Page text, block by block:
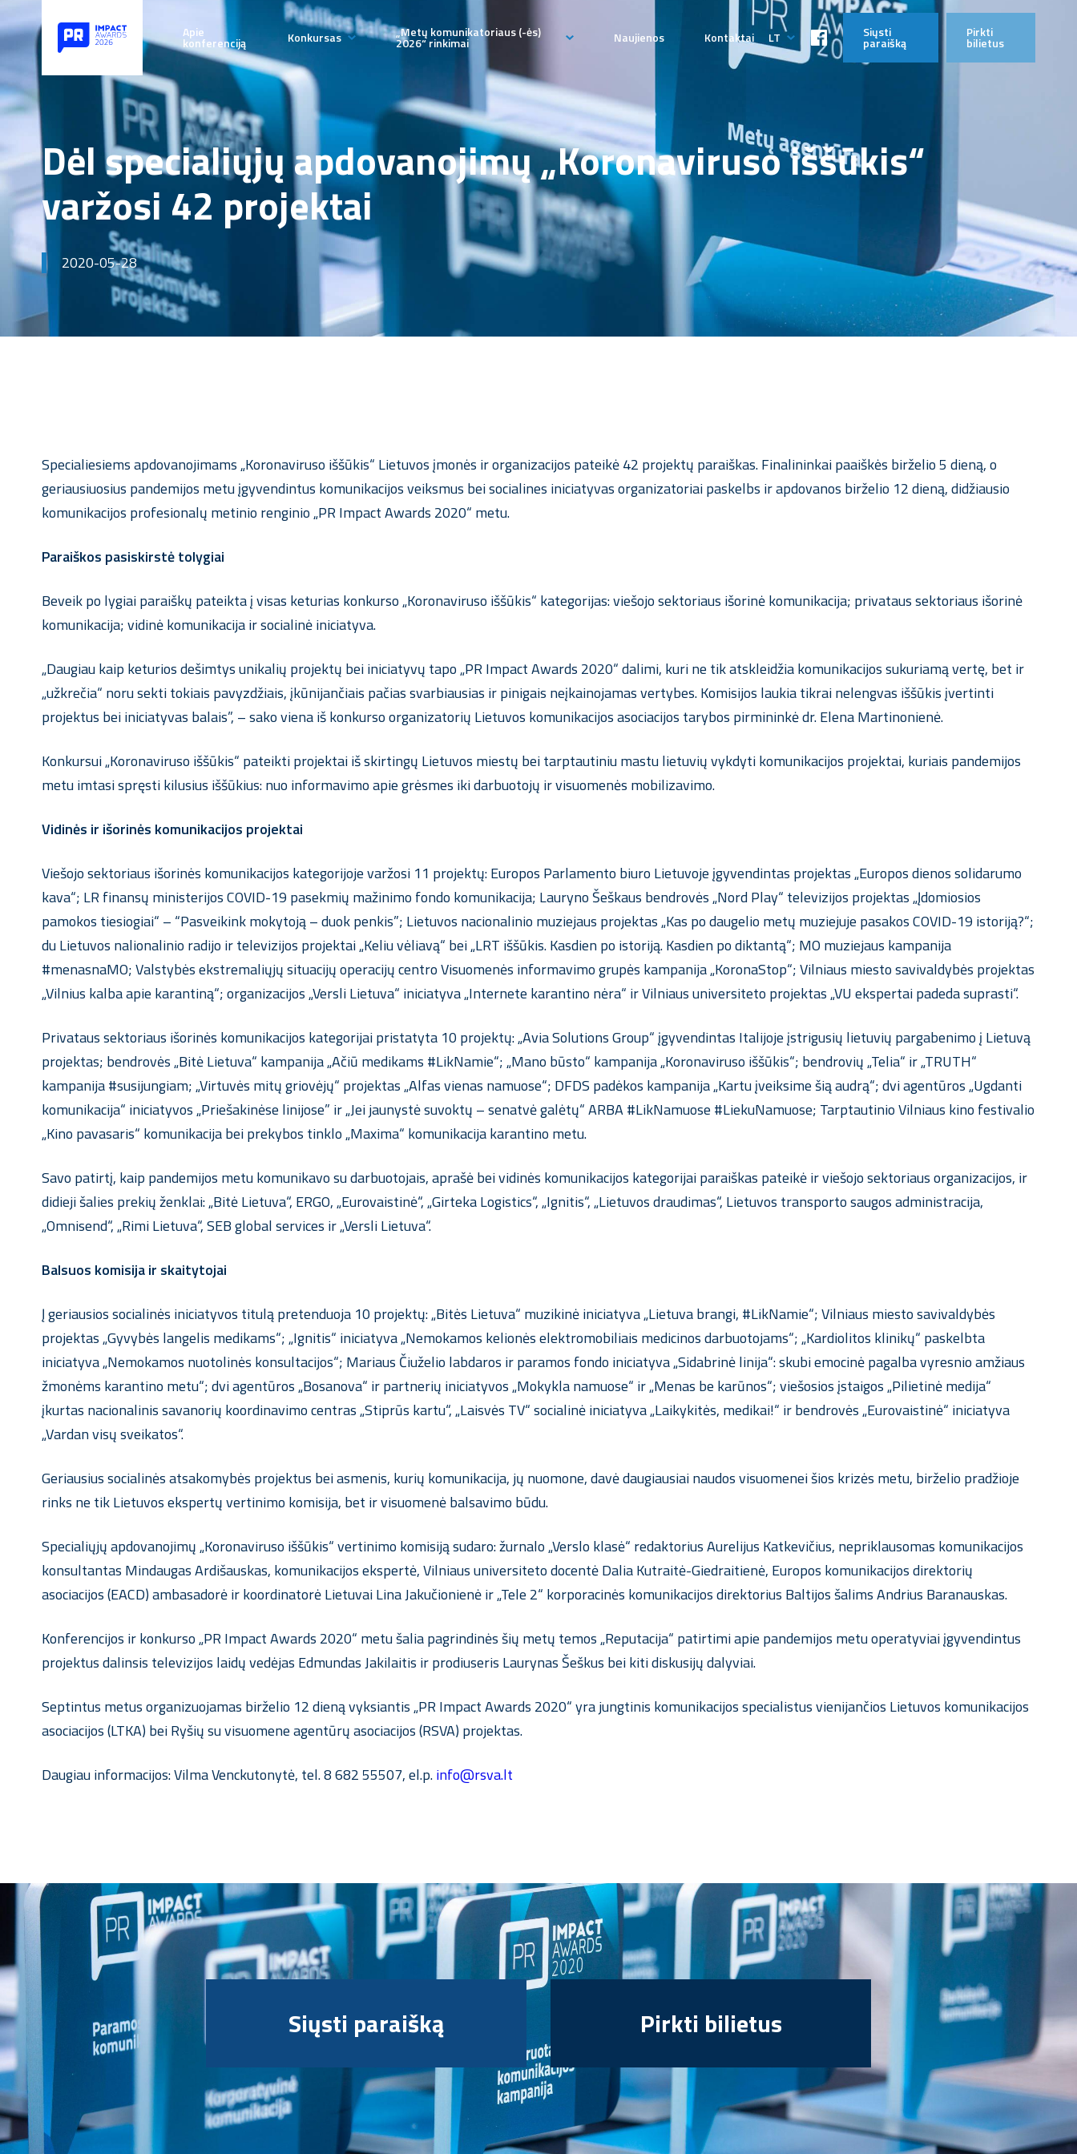
Apie
konferenciją Konkursas
Taisyklės
Paraiškų pateikimo
D.U.K.
Patarimai
„Metų komunikatoriaus (-ės)
2026“ rinkimai
„Metų komunikatoriaus (-
ės) 2026“ paraiška
„Metų komunikatoriaus (-
ės)“ rinkimų komisija
Naujienos Kontaktai LT Siųsti
paraišką
Pirkti
bilietus
Dėl specialiųjų apdovanojimų „Koronaviruso iššūkis“
varžosi 42 projektai
2020-05-28
Specialiesiems apdovanojimams „Koronaviruso iššūkis“ Lietuvos įmonės ir organizacijos pateikė 42 projektų paraiškas. Finalininkai paaiškės birželio 5 dieną, o
geriausiuosius pandemijos metu įgyvendintus komunikacijos veiksmus bei socialines iniciatyvas organizatoriai paskelbs ir apdovanos birželio 12 dieną, didžiausio
komunikacijos profesionalų metinio renginio „PR Impact Awards 2020“ metu.
Paraiškos pasiskirstė tolygiai
Beveik po lygiai paraiškų pateikta į visas keturias konkurso „Koronaviruso iššūkis“ kategorijas: viešojo sektoriaus išorinė komunikacija; privataus sektoriaus išorinė
komunikacija; vidinė komunikacija ir socialinė iniciatyva.
„Daugiau kaip keturios dešimtys unikalių projektų bei iniciatyvų tapo „PR Impact Awards 2020“ dalimi, kuri ne tik atskleidžia komunikacijos sukuriamą vertę, bet ir
„užkrečia“ noru sekti tokiais pavyzdžiais, įkūnijančiais pačias svarbiausias ir pinigais neįkainojamas vertybes. Komisijos laukia tikrai nelengvas iššūkis įvertinti
projektus bei iniciatyvas balais”, – sako viena iš konkurso organizatorių Lietuvos komunikacijos asociacijos tarybos pirmininkė dr. Elena Martinonienė.
Konkursui „Koronaviruso iššūkis“ pateikti projektai iš skirtingų Lietuvos miestų bei tarptautiniu mastu lietuvių vykdyti komunikacijos projektai, kuriais pandemijos
metu imtasi spręsti kilusius iššūkius: nuo informavimo apie grėsmes iki darbuotojų ir visuomenės mobilizavimo.
Vidinės ir išorinės komunikacijos projektai
Viešojo sektoriaus išorinės komunikacijos kategorijoje varžosi 11 projektų: Europos Parlamento biuro Lietuvoje įgyvendintas projektas „Europos dienos solidarumo
kava“; LR finansų ministerijos COVID-19 pasekmių mažinimo fondo komunikacija; Lauryno Šeškaus bendrovės „Nord Play“ televizijos projektas „Įdomiosios
pamokos tiesiogiai“ – “Pasveikink mokytoją – duok penkis”; Lietuvos nacionalinio muziejaus projektas „Kas po daugelio metų muziejuje pasakos COVID-19 istoriją?“;
du Lietuvos nalionalinio radijo ir televizijos projektai „Keliu vėliavą“ bei „LRT iššūkis. Kasdien po istoriją. Kasdien po diktantą“; MO muziejaus kampanija
#menasnaMO; Valstybės ekstremaliųjų situacijų operacijų centro Visuomenės informavimo grupės kampanija „KoronaStop“; Vilniaus miesto savivaldybės projektas
„Vilnius kalba apie karantiną“; organizacijos „Versli Lietuva“ iniciatyva „Internete karantino nėra“ ir Vilniaus universiteto projektas „VU ekspertai padeda suprasti“.
Privataus sektoriaus išorinės komunikacijos kategorijai pristatyta 10 projektų: „Avia Solutions Group“ įgyvendintas Italijoje įstrigusių lietuvių pargabenimo į Lietuvą
projektas; bendrovės „Bitė Lietuva“ kampanija „Ačiū medikams #LikNamie“; „Mano būsto“ kampanija „Koronaviruso iššūkis“; bendrovių „Telia“ ir „TRUTH“
kampanija #susijungiam; „Virtuvės mitų griovėjų“ projektas „Alfas vienas namuose“; DFDS padėkos kampanija „Kartu įveiksime šią audrą“; dvi agentūros „Ugdanti
komunikacija“ iniciatyvos „Priešakinėse linijose” ir „Jei jaunystė suvoktų – senatvė galėtų“ ARBA #LikNamuose #LiekuNamuose; Tarptautinio Vilniaus kino festivalio
„Kino pavasaris“ komunikacija bei prekybos tinklo „Maxima“ komunikacija karantino metu.
Savo patirtį, kaip pandemijos metu komunikavo su darbuotojais, aprašė bei vidinės komunikacijos kategorijai paraiškas pateikė ir viešojo sektoriaus organizacijos, ir
didieji šalies prekių ženklai: „Bitė Lietuva“, ERGO, „Eurovaistinė“, „Girteka Logistics“, „Ignitis“, „Lietuvos draudimas“, Lietuvos transporto saugos administracija,
„Omnisend“, „Rimi Lietuva“, SEB global services ir „Versli Lietuva“.
Balsuos komisija ir skaitytojai
Į geriausios socialinės iniciatyvos titulą pretenduoja 10 projektų: „Bitės Lietuva“ muzikinė iniciatyva „Lietuva brangi, #LikNamie“; Vilniaus miesto savivaldybės
projektas „Gyvybės langelis medikams“; „Ignitis“ iniciatyva „Nemokamos kelionės elektromobiliais medicinos darbuotojams“; „Kardiolitos klinikų“ paskelbta
iniciatyva „Nemokamos nuotolinės konsultacijos“; Mariaus Čiuželio labdaros ir paramos fondo iniciatyva „Sidabrinė linija“: skubi emocinė pagalba vyresnio amžiaus
žmonėms karantino metu“; dvi agentūros „Bosanova“ ir partnerių iniciatyvos „Mokykla namuose“ ir „Menas be karūnos“; viešosios įstaigos „Pilietinė medija“
įkurtas nacionalinis savanorių koordinavimo centras „Stiprūs kartu“, „Laisvės TV“ socialinė iniciatyva „Laikykitės, medikai!“ ir bendrovės „Eurovaistinė“ iniciatyva
„Vardan visų sveikatos“.
Geriausius socialinės atsakomybės projektus bei asmenis, kurių komunikacija, jų nuomone, davė daugiausiai naudos visuomenei šios krizės metu, birželio pradžioje
rinks ne tik Lietuvos ekspertų vertinimo komisija, bet ir visuomenė balsavimo būdu.
Specialiųjų apdovanojimų „Koronaviruso iššūkis“ vertinimo komisiją sudaro: žurnalo „Verslo klasė“ redaktorius Aurelijus Katkevičius, nepriklausomas komunikacijos
konsultantas Mindaugas Ardišauskas, komunikacijos ekspertė, Vilniaus universiteto docentė Dalia Kutraitė-Giedraitienė, Europos komunikacijos direktorių
asociacijos (EACD) ambasadorė ir koordinatorė Lietuvai Lina Jakučionienė ir „Tele 2“ korporacinės komunikacijos direktorius Baltijos šalims Andrius Baranauskas.
Konferencijos ir konkurso „PR Impact Awards 2020“ metu šalia pagrindinės šių metų temos „Reputacija“ patirtimi apie pandemijos metu operatyviai įgyvendintus
projektus dalinsis televizijos laidų vedėjas Edmundas Jakilaitis ir prodiuseris Laurynas Šeškus bei kiti diskusijų dalyviai.
Septintus metus organizuojamas birželio 12 dieną vyksiantis „PR Impact Awards 2020“ yra jungtinis komunikacijos specialistus vienijančios Lietuvos komunikacijos
asociacijos (LTKA) bei Ryšių su visuomene agentūrų asociacijos (RSVA) projektas.
Daugiau informacijos: Vilma Venckutonytė, tel. 8 682 55507, el.p.info@rsva.lt
Siųsti paraišką Pirkti bilietus